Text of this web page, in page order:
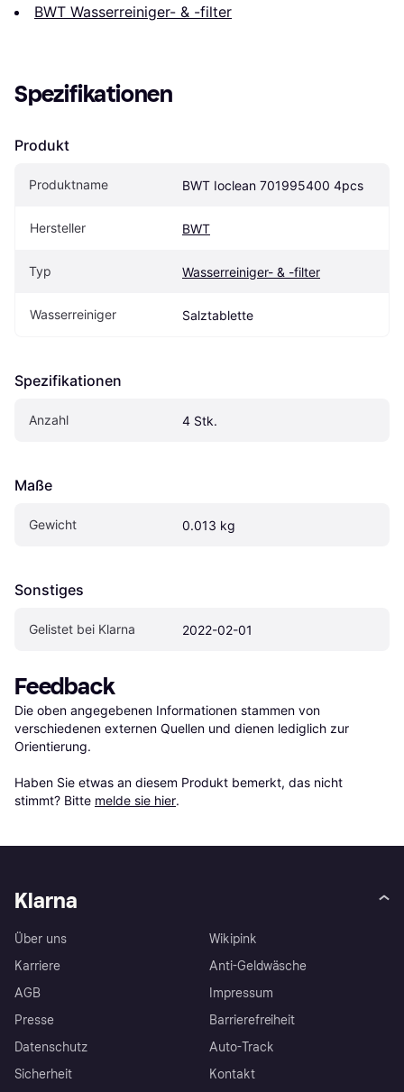
BWT Wasserreiniger- & -filter
Spezifikationen
Produkt
Produktname BWT Ioclean 701995400 4pcs
Hersteller BWT
Typ Wasserreiniger- & -filter
Wasserreiniger Salztablette
Spezifikationen
Anzahl 4 Stk.
Maße
Gewicht 0.013 kg
Sonstiges
Gelistet bei Klarna 2022-02-01
Feedback
Die oben angegebenen Informationen stammen von
verschiedenen externen Quellen und dienen lediglich zur
Orientierung.
Haben Sie etwas an diesem Produkt bemerkt, das nicht
stimmt? Bitte melde sie hier.
Klarna
Über uns
Karriere
AGB
Presse
Datenschutz
Sicherheit
Wikipink
Anti-Geldwäsche
Impressum
Barrierefreiheit
Auto-Track
Kontakt